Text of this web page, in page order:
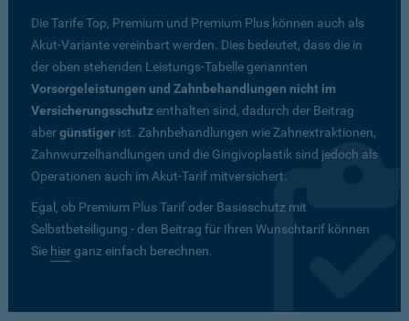
Die Tarife Top, Premium und Premium Plus können auch als
Akut-Variante vereinbart werden. Dies bedeutet, dass die in
der oben stehenden Leistungs-Tabelle genannten
Vorsorgeleistungen und Zahnbehandlungen nicht im
Versicherungsschutzenthalten sind, dadurch der Beitrag
abergünstiger ist. Zahnbehandlungen wie Zahnextraktionen,
Zahnwurzelhandlungen und die Gingivoplastik sind jedoch als
Operationen auch im Akut-Tarif mitversichert.
Egal, ob Premium Plus Tarif oder Basisschutz mit
Selbstbeteiligung - den Beitrag für Ihren Wunschtarif können
Sie hierganz einfach berechnen.